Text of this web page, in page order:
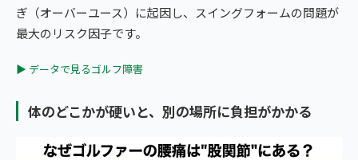
ぎ（オーバーユース）に起因し、スイングフォームの問題が
最大のリスク因子です。
▶ データで見るゴルフ障害
体のどこかが硬いと、別の場所に負担がかかる